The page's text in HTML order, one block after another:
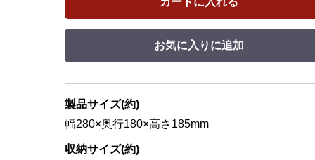
お気に入りに追加
製品サイズ(約)
幅280×奥行180×高さ185mm
収納サイズ(約)